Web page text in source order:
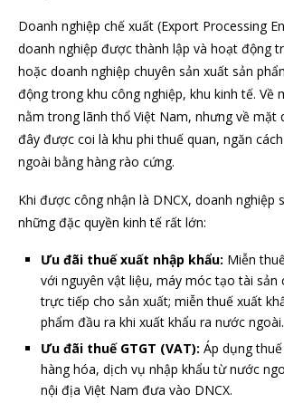
Doanh nghiệp chế xuất (Export Processing
doanh nghiệp được thành lập và hoạt động
hoặc doanh nghiệp chuyên sản xuất sản
động trong khu công nghiệp, khu kinh tế. Về
nằm trong lãnh thổ Việt Nam, nhưng về mặt
đây được coi là khu phi thuế quan, ngăn
ngoài bằng hàng rào cứng.
Khi được công nhận là DNCX, doanh nghiệp
những đặc quyền kinh tế rất lớn:
Ưu đãi thuế xuất nhập khẩu: Miễn
với nguyên vật liệu, máy móc tạo tài sản
trực tiếp cho sản xuất; miễn thuế xuất
phẩm đầu ra khi xuất khẩu ra nước ngoài.
Ưu đãi thuế GTGT (VAT): Áp dụng
hàng hóa, dịch vụ nhập khẩu từ nước
nội địa Việt Nam đưa vào DNCX.